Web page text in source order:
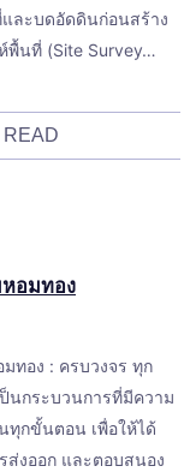
ละบดอัดดินก่อนสร้าง
พื้นที่ (Site Survey…
READ
อมทอง
ทอง : ครบวงจร ทุก
นกระบวนการที่มีความ
ทุกขั้นตอน เพื่อให้ได้
งออก และตอบสนอง